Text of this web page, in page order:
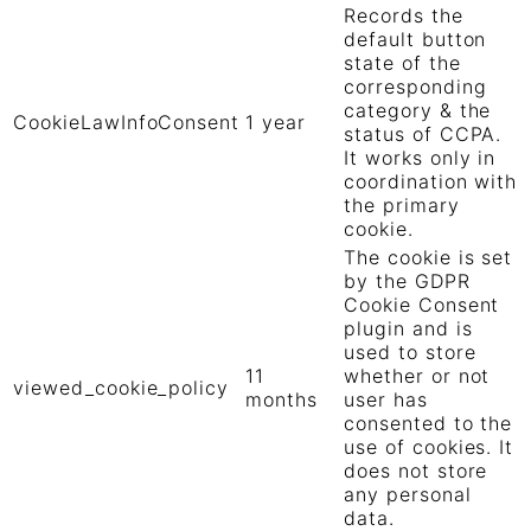
CookieLawInfoConsent 1 year
Records the
default button
state of the
corresponding
category & the
status of CCPA.
It works only in
coordination with
the primary
cookie.
viewed_cookie_policy
11
months
The cookie is set
by the GDPR
Cookie Consent
plugin and is
used to store
whether or not
user has
consented to the
use of cookies. It
does not store
any personal
data.